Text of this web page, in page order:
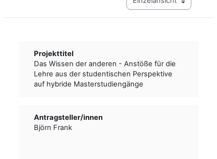
Modus Tertiärnavigation
Projekttitel
Das Wissen der anderen - Anstöße für die
Lehre aus der studentischen Perspektive
auf hybride Masterstudiengänge
Antragsteller/­­innen
Björn Frank